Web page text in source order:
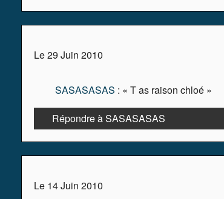
Le 29 Juin 2010
SASASASAS : « T as raison chloé »
Répondre à SASASASAS
Le 14 Juin 2010